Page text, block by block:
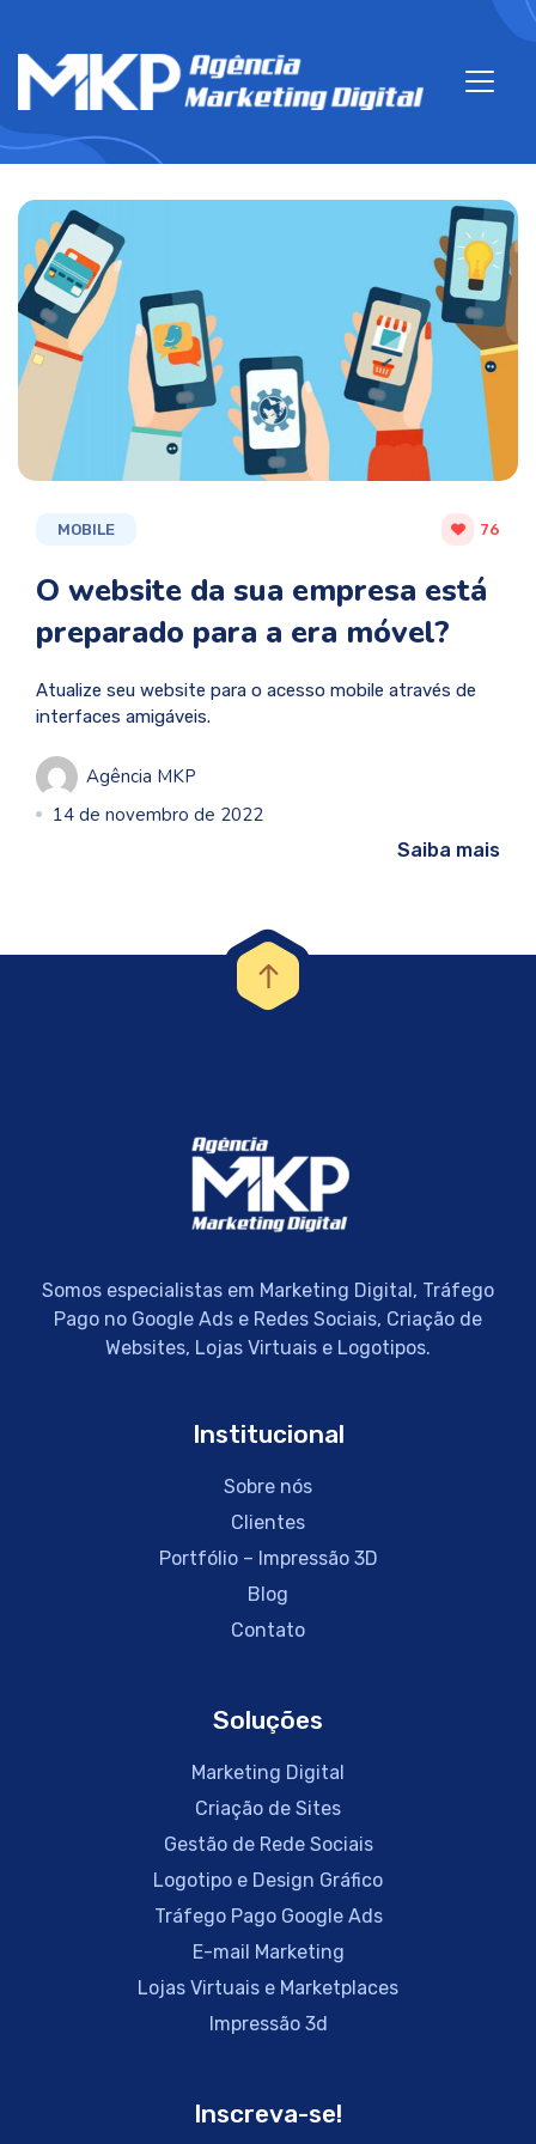
MOBILE 76
O website da sua empresa está
preparado para a era móvel?
Atualize seu website para o acesso mobile através de
interfaces amigáveis.
Agência MKP
14 de novembro de 2022
Saiba mais
Somos especialistas em Marketing Digital, Tráfego
Pago no Google Ads e Redes Sociais, Criação de
Websites, Lojas Virtuais e Logotipos.
Institucional
Sobre nós
Clientes
Portfólio – Impressão 3D
Blog
Contato
Soluções
Marketing Digital
Criação de Sites
Gestão de Rede Sociais
Logotipo e Design Gráfico
Tráfego Pago Google Ads
E-mail Marketing
Lojas Virtuais e Marketplaces
Impressão 3d
Inscreva-se!